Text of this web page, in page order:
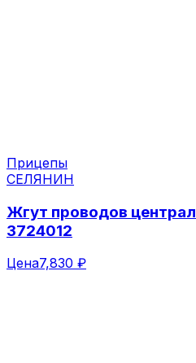
Прицепы
СЕЛЯНИН
Жгут проводов
3724012
Цена7,830 ₽